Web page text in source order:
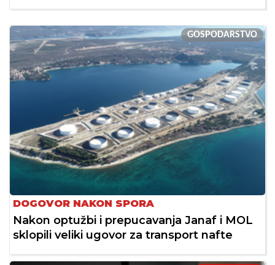
GOSPODARSTVO
DOGOVOR NAKON SPORA
Nakon optužbi i prepucavanja Janaf i MOL
sklopili veliki ugovor za transport nafte